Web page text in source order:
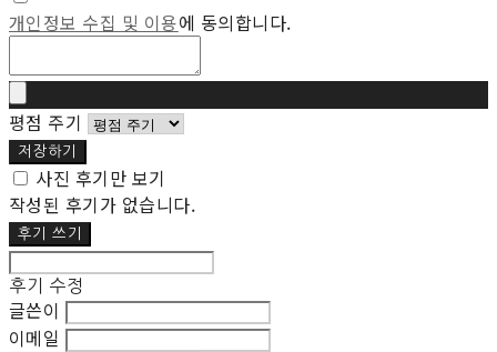
개인정보 수집 및 이용에 동의합니다.
평점 주기
저장하기
사진 후기만 보기
작성된 후기가 없습니다.
후기 쓰기
후기 수정
글쓴이
이메일